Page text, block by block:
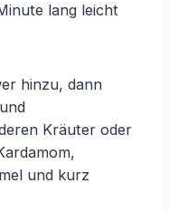
lang leicht
hinzu, dann
Kräuter oder
und kurz